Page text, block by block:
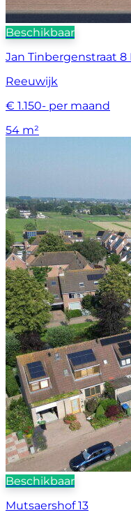
Beschikbaar
Jan Tinbergenstraat 8
Reeuwijk
€ 1.150- per maand
54 m²
Beschikbaar
Mutsaershof 13